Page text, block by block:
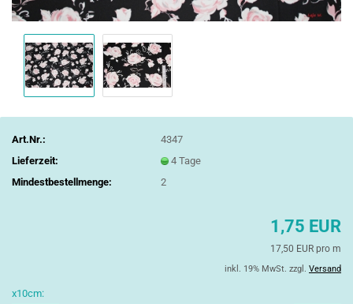
Art.Nr.:
4347
Lieferzeit:
4 Tage
Mindestbestellmenge:
2
1,75 EUR
17,50 EUR pro m
inkl. 19% MwSt. zzgl. Versand
x10cm: